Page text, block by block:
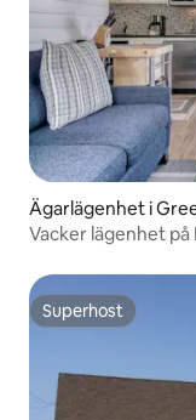
Ägarlägenhet i
Vacker lägenhet
Superhost
Superhost